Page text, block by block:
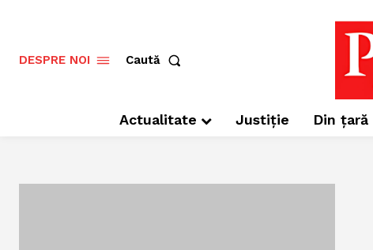
DESPRE NOI Caută
Actualitate Justiție Din țară